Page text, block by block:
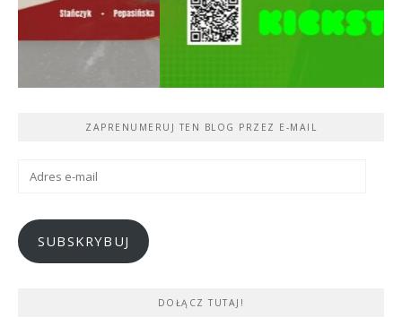
ZAPRENUMERUJ TEN BLOG PRZEZ E-MAIL
Adres
SUBSKRYBUJ
DOŁĄCZ TUTAJ!